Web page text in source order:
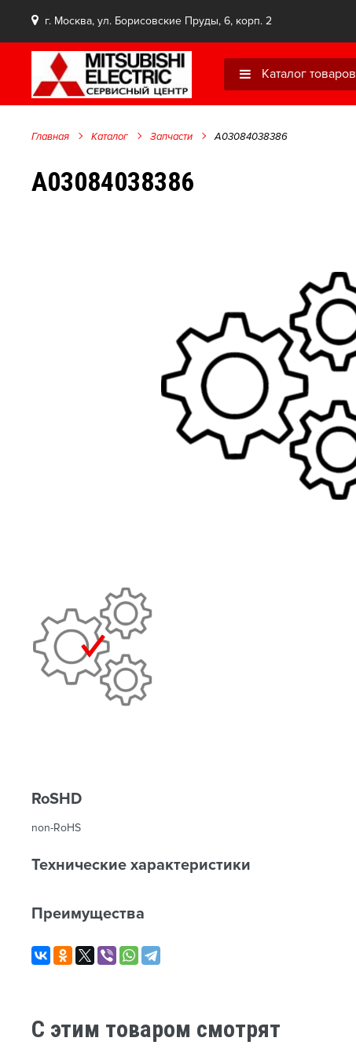
г. Москва, ул. Борисовские Пруды, 6, корп. 2
Каталог товаров
Главная Каталог Запчасти A03084038386
A03084038386
RoSHD
non-RoHS
Технические характеристики
Преимущества
C этим товаром смотрят